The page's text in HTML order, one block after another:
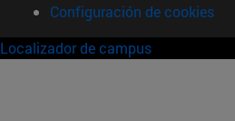
Configuración de cookies
Localizador de campus